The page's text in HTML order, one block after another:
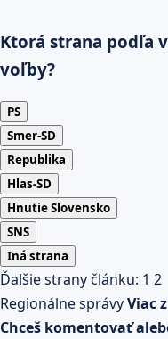
Ktorá strana podľa
voľby?
PS
Smer-SD
Republika
Hlas-SD
Hnutie Slovensko
SNS
Iná strana
Ďalšie strany článku: 1 2
Regionálne správyViac
Chceš komentovať